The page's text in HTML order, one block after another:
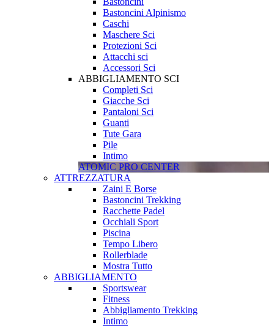
Bastoncini Alpinismo
Caschi
Maschere Sci
Protezioni Sci
Attacchi sci
Accessori Sci
ABBIGLIAMENTO SCI
Completi Sci
Giacche Sci
Pantaloni Sci
Guanti
Tute Gara
Pile
Intimo
ATOMIC PRO CENTER
ATTREZZATURA
Zaini E Borse
Bastoncini Trekking
Racchette Padel
Occhiali Sport
Piscina
Tempo Libero
Rollerblade
Mostra Tutto
ABBIGLIAMENTO
Sportswear
Fitness
Abbigliamento Trekking
Intimo